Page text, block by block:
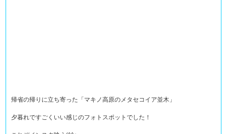
帰省の帰りに立ち寄った「マキノ高原のメタセコイア並木」
夕暮れですごくいい感じのフォトスポットでした！